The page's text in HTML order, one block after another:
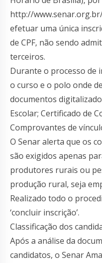
http://
efetuar uma única
de CPF, não sendo
terceiros.
Durante o processo de
o curso e o polo onde
documentos
Escolar; Certificado de
Comprovantes de
O Senar alerta que os
são exigidos apenas
produtores rurais ou
produção rural, seja
Realizado todo o
‘concluir inscrição’.
Classificação dos
Após a análise da
candidatos, o Senar